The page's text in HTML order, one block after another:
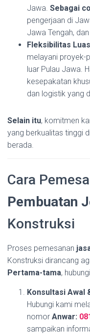
Jawa. Sebagai
pengerjaan di
Jawa Tengah,
Fleksibilitas
melayani proyek-
luar Pulau Jawa.
kesepakatan
dan logistik yang
Selain itu, komitmen
yang berkualitas tinggi
berada.
Cara
Pembuatan
Konstruksi
Proses pemesanan
Konstruksi dirancang
Pertama-tama,
Konsultasi Awal
Hubungi kami
nomor Anwar:
sampaikan